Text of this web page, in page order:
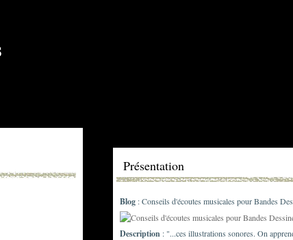
Présentation
Blog : Conseils d'écoutes musicales pour Bandes
Description : "...ces illustrations sonores. On